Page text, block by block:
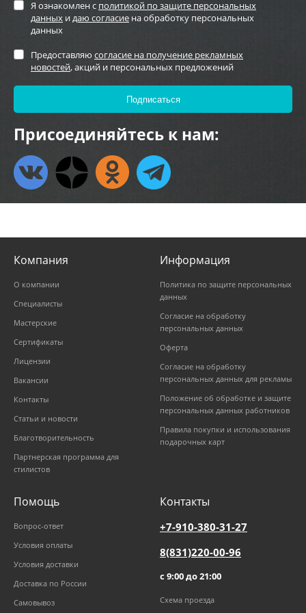
Я ознакомлен с политикой по защите персональных
данных идаю согласие на обработку персональных
данных
Предоставляю согласие на получение рекламных
новостей, акций и персональных предложений
Присоединяйтесь к нам:
Компания
О компании
Специалисты
Мастерские
Сертификаты
Лицензии
Вакансии
Контакты
Статьи и новости
Благотворительность
Партнерская программа для
стилистов
Информация
Политика по защите персональных
данных
Согласие на обработку
персональных данных
Оферта
Согласие на обработку
персональных данных для рекламы
Положение об обработке и защите
персональных данных работников
Правила покупки и использования
подарочных карт
Помощь
Вопрос-ответ
Условия оплаты
Условия доставки
Доставка по России
Самовывоз
Контакты
+7-910-380-31-27
8(831)220-00-96
с 9:00 до 21:00
Схема проезда